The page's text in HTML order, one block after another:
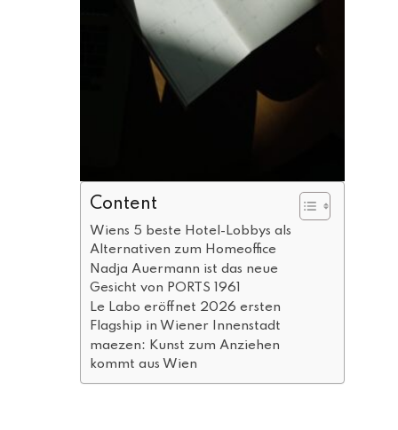
Content
Wiens 5 beste Hotel-Lobbys als
Alternativen zum Homeoffice
Nadja Auermann ist das neue
Gesicht von PORTS 1961
Le Labo eröffnet 2026 ersten
Flagship in Wiener Innenstadt
maezen: Kunst zum Anziehen
kommt aus Wien